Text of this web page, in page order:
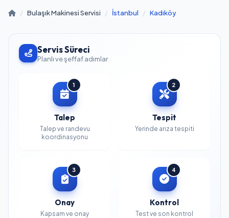
/ Bulaşık Makinesi Servisi / İstanbul / Kadıköy
Servis Süreci
Planlı ve şeffaf adımlar
1
Talep
Talep ve randevu
koordinasyonu
2
Tespit
Yerinde arıza tespiti
3
Onay
Kapsam ve onay
4
Kontrol
Test ve son kontrol